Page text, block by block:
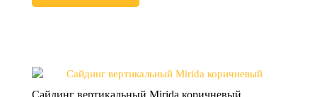
Сайдинг вертикальный Mirida коричневый